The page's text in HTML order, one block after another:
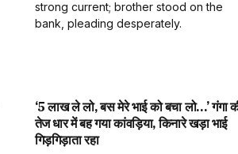
‘5 लाख ले लो, बस मेरे भाई को बचा लो…’ गंगा
तेज धार में बह गया कांवड़िया, किनारे खड़ा भाई
गिड़गिड़ाता रहा